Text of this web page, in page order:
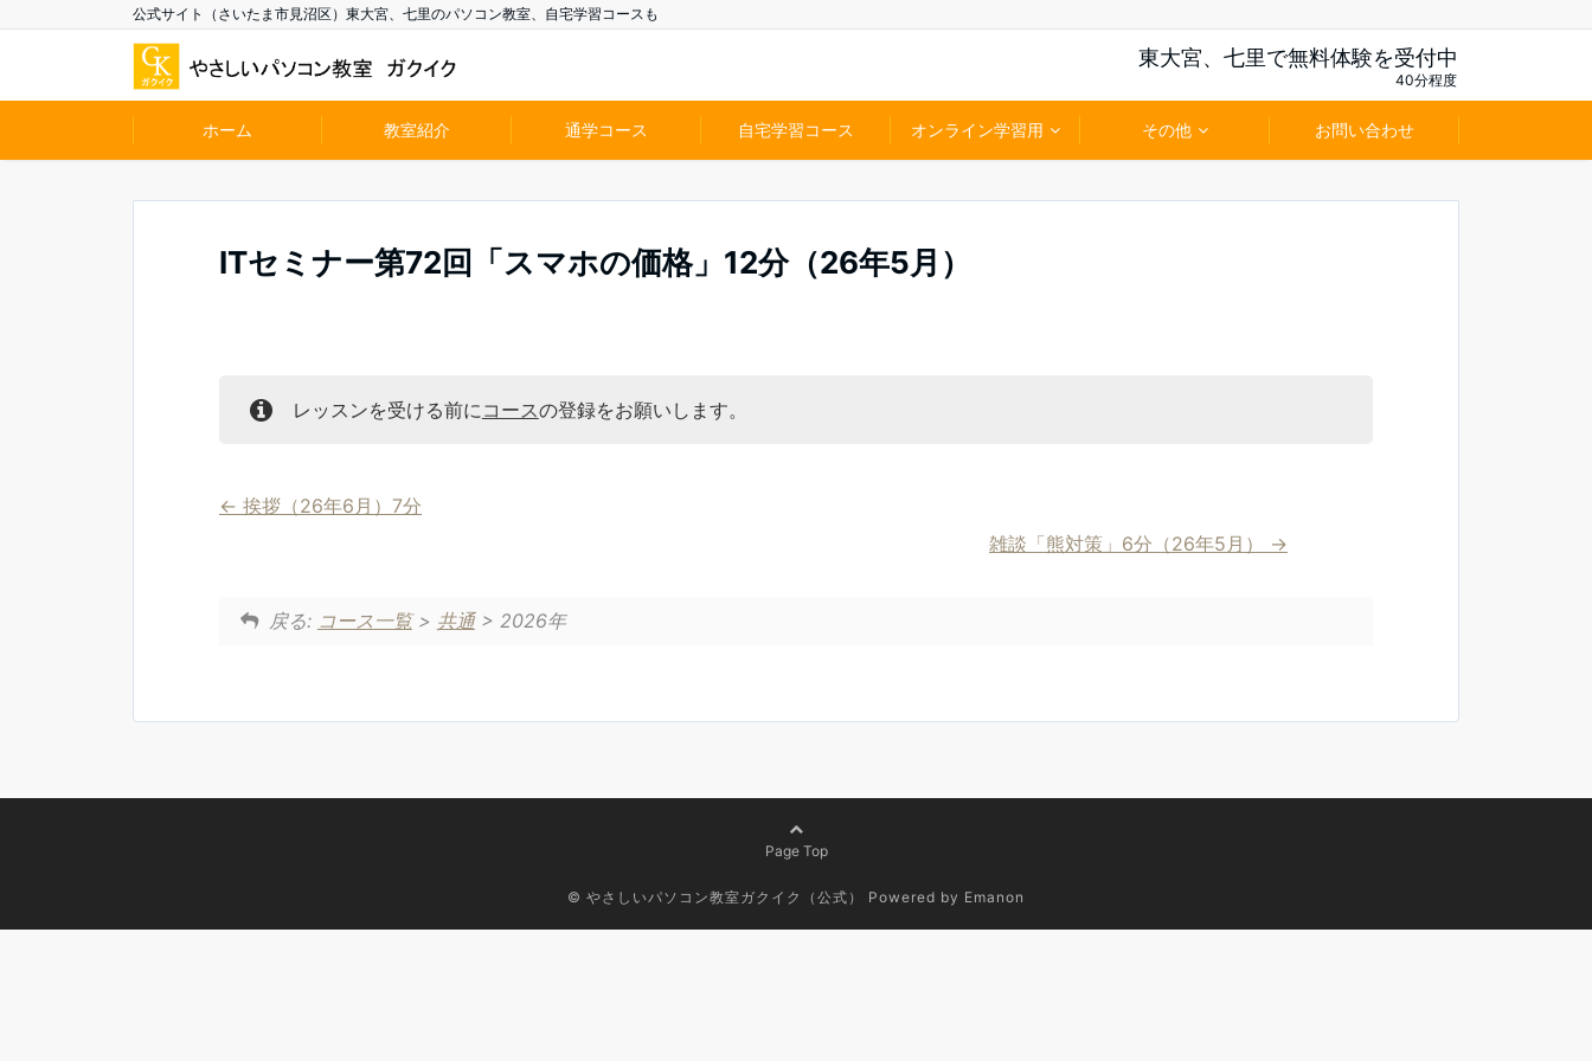
公式サイト（さいたま市見沼区）東大宮、七里のパソコン教室、自宅学習コースも
東大宮、七里で無料体験を受付中
40分程度
ホーム 教室紹介 通学コース 自宅学習コース オンライン学習用 その他 お問い合わせ
ITセミナー第72回「スマホの価格」12分（26年5月）
レッスンを受ける前にコースの登録をお願いします。
挨拶（26年6月）7分
雑談「熊対策」6分（26年5月）
戻る: コース一覧> 共通> 2026年
Page Top
© やさしいパソコン教室ガクイク（公式） Powered by Emanon